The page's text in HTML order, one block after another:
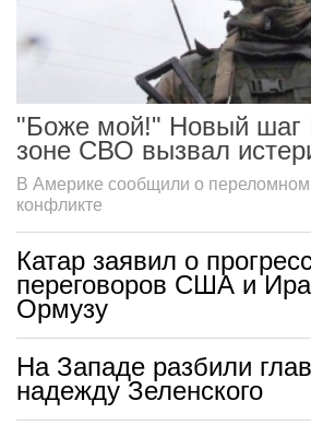
"Боже мой!" Новый шаг
зоне СВО вызвал
В Америке сообщили о
конфликте
Катар заявил о
переговоров США и
Ормузу
На Западе разбили
надежду Зеленского